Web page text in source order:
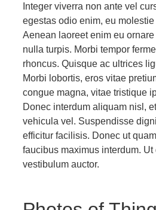
Integer viverra non ante vel
egestas odio enim, eu
Aenean laoreet enim eu
nulla turpis. Morbi tempor
rhoncus. Quisque ac ultrices
Morbi lobortis, eros vitae
congue magna, vitae tristique
Donec interdum aliquam nisl,
vehicula vel. Suspendisse
efficitur facilisis. Donec ut
faucibus maximus interdum. Ut
vestibulum auctor.